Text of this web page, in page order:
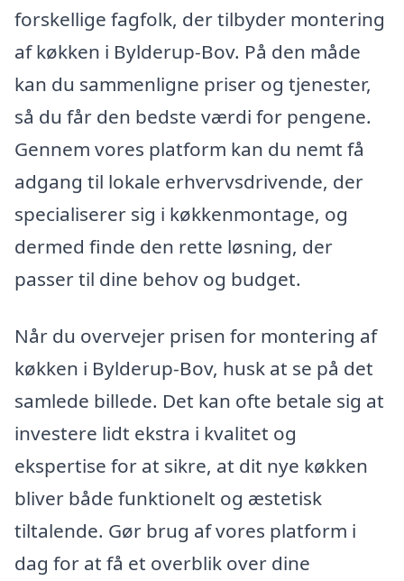
forskellige fagfolk, der tilbyder montering
af køkken i Bylderup-Bov. På den måde
kan du sammenligne priser og tjenester,
så du får den bedste værdi for pengene.
Gennem vores platform kan du nemt få
adgang til lokale erhvervsdrivende, der
specialiserer sig i køkkenmontage, og
dermed finde den rette løsning, der
passer til dine behov og budget.
Når du overvejer prisen for montering af
køkken i Bylderup-Bov, husk at se på det
samlede billede. Det kan ofte betale sig at
investere lidt ekstra i kvalitet og
ekspertise for at sikre, at dit nye køkken
bliver både funktionelt og æstetisk
tiltalende. Gør brug af vores platform i
dag for at få et overblik over dine